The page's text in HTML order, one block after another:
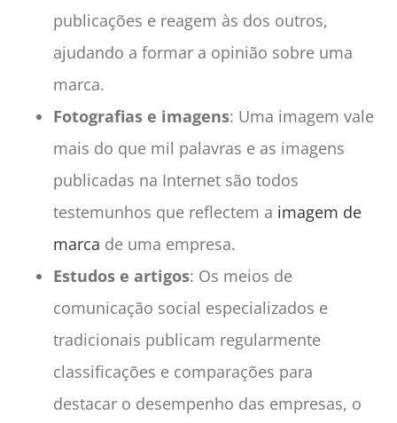
publicações e reagem às dos outros,
ajudando a formar a opinião sobre uma
marca.
Fotografias e imagens: Uma imagem vale
mais do que mil palavras e as imagens
publicadas na Internet são todos
testemunhos que reflectem a imagem de
marca de uma empresa.
Estudos e artigos: Os meios de
comunicação social especializados e
tradicionais publicam regularmente
classificações e comparações para
destacar o desempenho das empresas, o